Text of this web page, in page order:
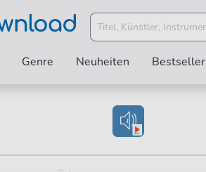
Genre Neuheiten Bestseller